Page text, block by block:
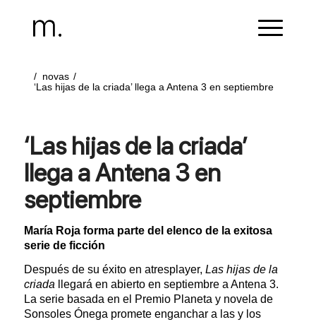
/ novas /
‘Las hijas de la criada’ llega a Antena 3 en septiembre
‘Las hijas de la criada’
llega a Antena 3 en
septiembre
María Roja forma parte del elenco de la exitosa
serie de ficción
Después de su éxito en atresplayer, Las hijas de la
criada
llegará en abierto en septiembre a Antena 3.
La serie basada en el Premio Planeta y novela de
Sonsoles Ónega promete enganchar a las y los